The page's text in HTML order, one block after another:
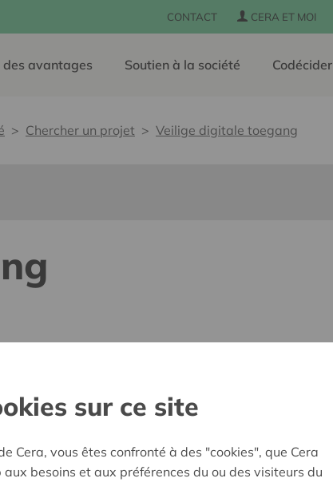
CONTACT CERA ET MOI
avantages Soutien à la société Codécider
Chercher un projet Veilige digitale toegang
sur ce site
Cera, vous êtes confronté à des "cookies", que Cera
besoins et aux préférences du ou des visiteurs du